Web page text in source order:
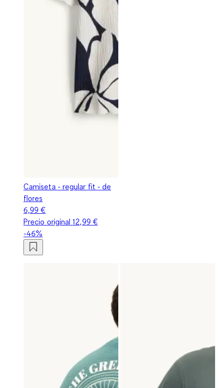
Camiseta - regular fit - de
flores
6,99 €
Precio original12,99 €
-46%